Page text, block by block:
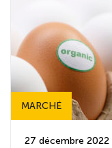
MARCHÉ
27 décembre 2022